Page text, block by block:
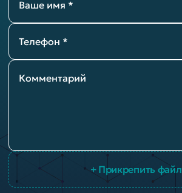
Ваше имя *
Телефон *
Комментарий
+ Прикрепить файл